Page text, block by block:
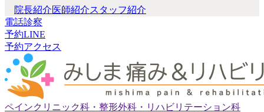
院長紹介医師紹介スタッフ紹介
電話診察
予約LINE
予約アクセス
ペインクリニック科・整形外科・リハビリテーション科